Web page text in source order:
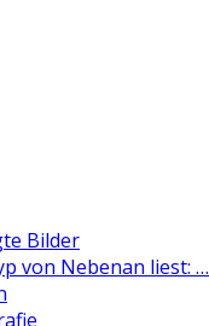
Bilder
von Nebenan liest: …